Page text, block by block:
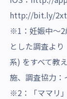
http://bit.ly/
※1：妊娠中〜2
とした調査よ
系) をすべて教
施、調査協⼒：
※2：「ママリ